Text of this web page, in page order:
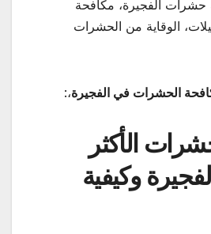
الفجيرة، مكافحة
الوقاية من الحشرات
الحشرات في الفجيرة،:
الأكثر
وكيفية